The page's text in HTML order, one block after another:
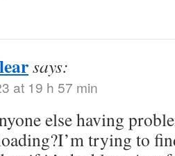
says:
at 19 h 57 min
else having
trying to